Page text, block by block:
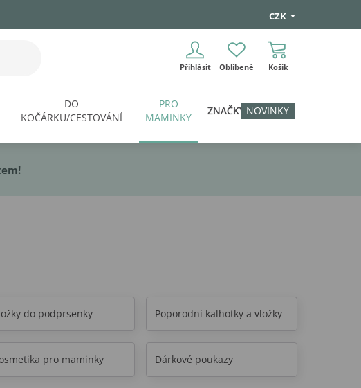
CZK
Přihlásit Oblíbené Košík
DO
KOČÁRKU/CESTOVÁNÍ
PRO
MAMINKY
ZNAČKY NOVINKY
do podprsenky Poporodní kalhotky a vložky
pro maminky Dárkové poukazy